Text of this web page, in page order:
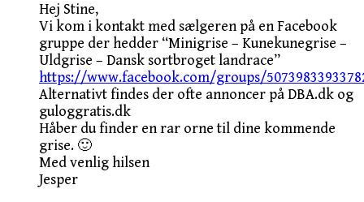
Hej Stine,
Vi kom i kontakt med sælgeren på en Facebook
gruppe der hedder “Minigrise – Kunekunegrise –
Uldgrise – Dansk sortbroget landrace”
https://www.facebook.com/groups/
Alternativt findes der ofte annoncer på DBA.dk og
guloggratis.dk
Håber du finder en rar orne til dine kommende
grise. 🙂
Med venlig hilsen
Jesper